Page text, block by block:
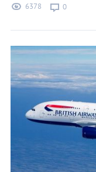
6378 0